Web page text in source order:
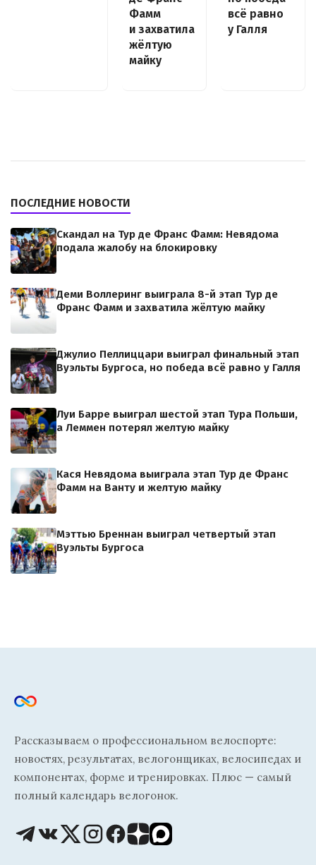
Фамм
и захватила
жёлтую
майку
всё равно
у Галля
ПОСЛЕДНИЕ НОВОСТИ
Скандал на Тур де Франс Фамм: Невядома
подала жалобу на блокировку
Деми Воллеринг выиграла 8-й этап Тур де
Франс Фамм и захватила жёлтую майку
Джулио Пеллиццари выиграл финальный этап
Вуэльты Бургоса, но победа всё равно у Галля
Луи Барре выиграл шестой этап Тура Польши,
а Леммен потерял желтую майку
Кася Невядома выиграла этап Тур де Франс
Фамм на Ванту и желтую майку
Мэттью Бреннан выиграл четвертый этап
Вуэльты Бургоса
Рассказываем о профессиональном велоспорте:
новостях, результатах, велогонщиках, велосипедах и
компонентах, форме и тренировках. Плюс — самый
полный календарь велогонок.